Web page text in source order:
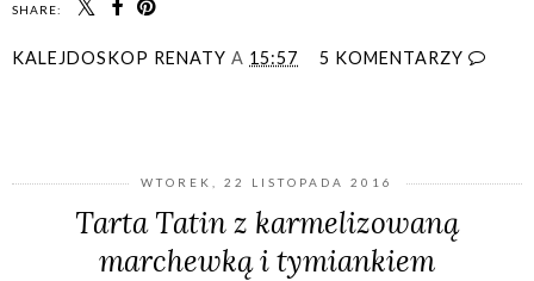
SHARE:
KALEJDOSKOP RENATY A 15:57 5 KOMENTARZY
WTOREK, 22 LISTOPADA 2016
Tarta Tatin z karmelizowaną
marchewką i tymiankiem